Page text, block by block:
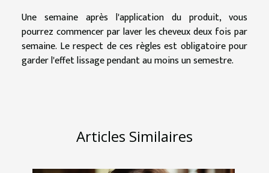
Une semaine après l'application du produit, vous
pourrez commencer par laver les cheveux deux fois par
semaine. Le respect de ces règles est obligatoire pour
garder l'effet lissage pendant au moins un semestre.
Articles Similaires